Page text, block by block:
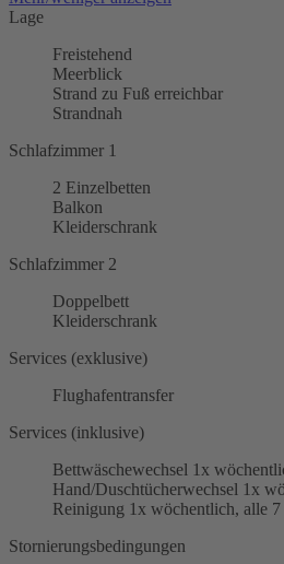
Lage
Freistehend
Meerblick
Strand zu Fuß erreichbar
Strandnah
Schlafzimmer 1
2 Einzelbetten
Balkon
Kleiderschrank
Schlafzimmer 2
Doppelbett
Kleiderschrank
Services (exklusive)
Flughafentransfer
Services (inklusive)
Bettwäschewechsel 1x
Hand/Duschtücherwechsel 1x
Reinigung 1x wöchentlich, alle 7
Stornierungsbedingungen